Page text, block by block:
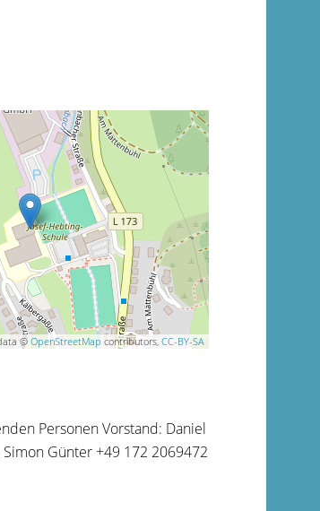
© OpenStreetMap contributors, CC-BY-SA
Personen Vorstand: Daniel
Günter +49 172 2069472